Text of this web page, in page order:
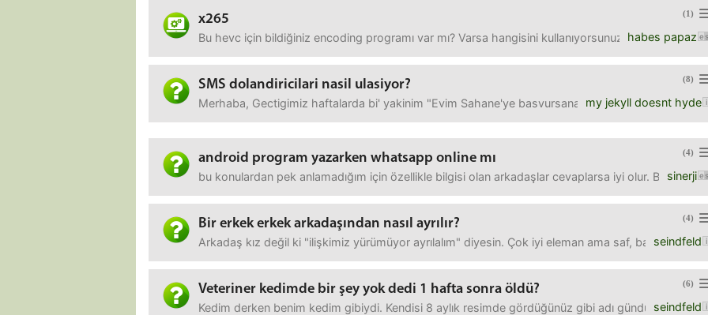
(1)
x265
habes papaz
Bu hevc için bildiğiniz encoding programı var mı? Varsa hangisini kullanıyorsunuz?
(8)
SMS dolandiricilari nasil ulasiyor?
my jekyll doesnt hyde
Merhaba, Gectigimiz haftalarda bi' yakinim "Evim Sahane'ye basvursana..." diye bi' talepte
(4)
android program yazarken whatsapp online mı
sinerji
bu konulardan pek anlamadığım için özellikle bilgisi olan arkadaşlar cevaplarsa iyi olur. Bi
(4)
Bir erkek erkek arkadaşından nasıl ayrılır?
seindfeld
Arkadaş kız değil ki "ilişkimiz yürümüyor ayrılalım" diyesin. Çok iyi eleman ama saf, başka
(6)
Veteriner kedimde bir şey yok dedi 1 hafta sonra öldü?
seindfeld
Kedim derken benim kedim gibiydi. Kendisi 8 aylık resimde gördüğünüz gibi adı gündüz olan